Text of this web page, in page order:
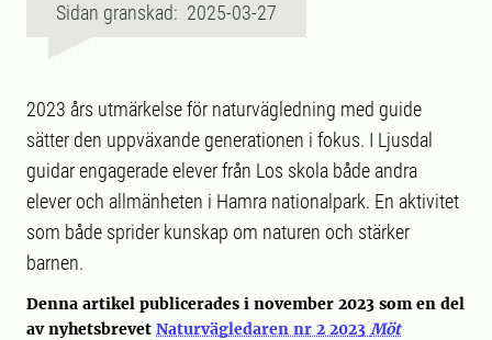
Sidan granskad: 2025-03-27
2023 års utmärkelse för naturvägledning med guide
sätter den uppväxande generationen i fokus. I Ljusdal
guidar engagerade elever från Los skola både andra
elever och allmänheten i Hamra nationalpark. En aktivitet
som både sprider kunskap om naturen och stärker
barnen.
Denna artikel publicerades i november 2023 som en del
av nyhetsbrevet Naturvägledaren nr 2 2023 Möt